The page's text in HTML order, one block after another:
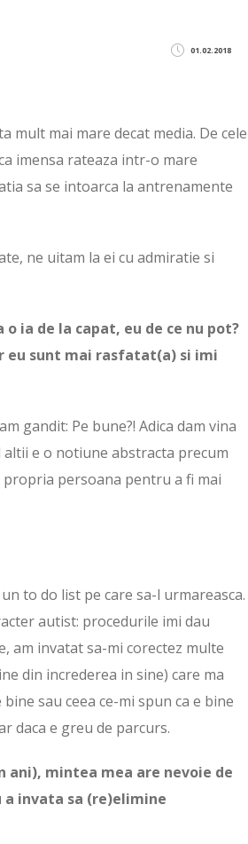
01.02.2018
mult mai mare decat media. De cele
imensa rateaza intr-o mare
sa se intoarca la antrenamente
ne uitam la ei cu admiratie si
o ia de la capat, eu de ce nu pot?
eu sunt mai rasfatat(a) si imi
gandit: Pe bune?! Adica dam vina
e o notiune abstracta precum
persoana pentru a fi mai
to do list pe care sa-l urmareasca.
autist: procedurile imi dau
am invatat sa-mi corectez multe
din increderea in sine) care ma
sau ceea ce-mi spun ca e bine
daca e greu de parcurs.
ani), mintea mea are nevoie de
invata sa (re)elimine